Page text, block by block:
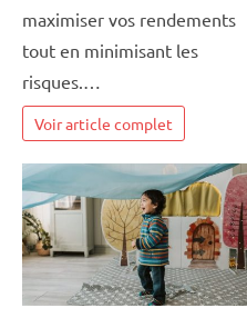
maximiser vos rendements
tout en minimisant les
risques.…
Voir article complet